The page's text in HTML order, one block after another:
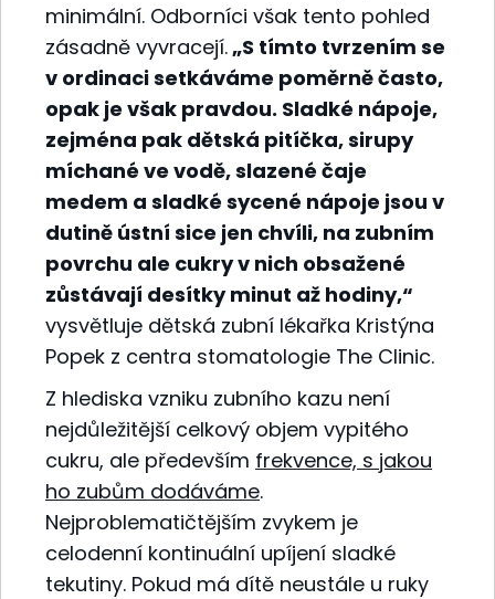
minimální. Odborníci však tento pohled
zásadně vyvracejí. „S tímto tvrzením se
v ordinaci setkáváme poměrně často,
opak je však pravdou. Sladké nápoje,
zejména pak dětská pitíčka, sirupy
míchané ve vodě, slazené čaje
medem a sladké sycené nápoje jsou v
dutině ústní sice jen chvíli, na zubním
povrchu ale cukry v nich obsažené
zůstávají desítky minut až hodiny,“
vysvětluje dětská zubní lékařka Kristýna
Popek z centra stomatologie The Clinic.
Z hlediska vzniku zubního kazu není
nejdůležitější celkový objem vypitého
cukru, ale především frekvence, s jakou
ho zubům dodáváme.
Nejproblematičtějším zvykem je
celodenní kontinuální upíjení sladké
tekutiny. Pokud má dítě neustále u ruky